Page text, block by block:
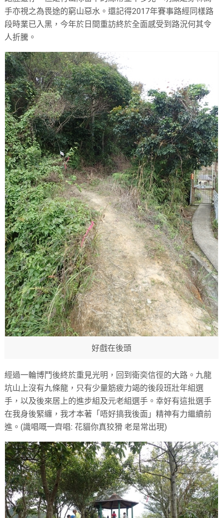
手亦視之為畏途的窮山惡水。還記得2017年賽事路經同樣路
段時業已入黑，今年於日間重訪終於全面感受到路況何其令
人折騰。
好戲在後頭
經過一輪博鬥後終於重見光明，回到衛奕信徑的大路。九龍
坑山上沒有九條龍，只有少量筋疲力竭的後段班壯年組選
手，以及後來居上的進步組及元老組選手。幸好有這批選手
在我身後緊纏，我才本著「唔好搞我後面」精神有力繼續前
進。(識唱嘅一齊唱: 花貓你真狡猾 老是常出現)